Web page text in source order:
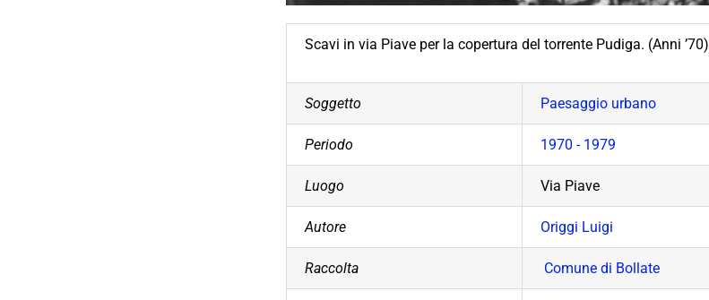
Scavi in via Piave per la copertura del torrente Pudiga. (Anni ’70)
Soggetto Paesaggio urbano
Periodo 1970 - 1979
Luogo Via Piave
Autore Origgi Luigi
Raccolta Comune di Bollate